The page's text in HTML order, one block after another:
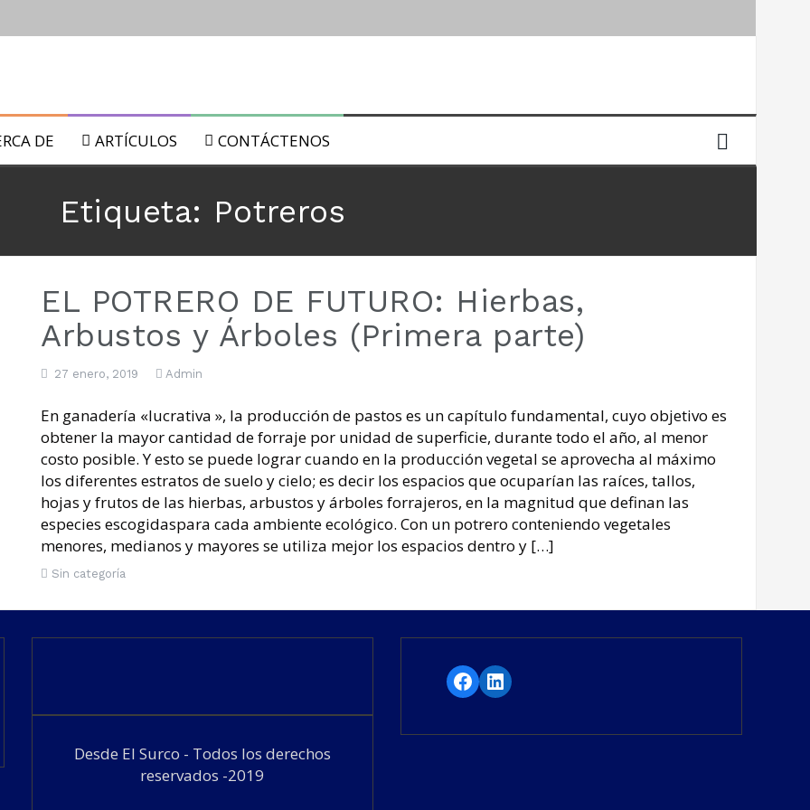
biológicos.
lunares: del 22 al 29 de Julio de 2019
lunares: del 15 al 21 de Julio de 2019
DE ARTÍCULOS CONTÁCTENOS
Etiqueta: Potreros
EL POTRERO DE FUTURO: Hierbas,
Arbustos y Árboles (Primera parte)
27 enero, 2019 Admin
En ganadería «lucrativa », la producción de pastos es un capítulo fundamental, cuyo objetivo es
obtener la mayor cantidad de forraje por unidad de superficie, durante todo el año, al menor
costo posible. Y esto se puede lograr cuando en la producción vegetal se aprovecha al máximo
los diferentes estratos de suelo y cielo; es decir los espacios que ocuparían las raíces, tallos,
hojas y frutos de las hierbas, arbustos y árboles forrajeros, en la magnitud que definan las
especies escogidaspara cada ambiente ecológico. Con un potrero conteniendo vegetales
menores, medianos y mayores se utiliza mejor los espacios dentro y […]
Sin categoría
Desde El Surco - Todos los derechos
reservados -2019
Facebook
LinkedIn